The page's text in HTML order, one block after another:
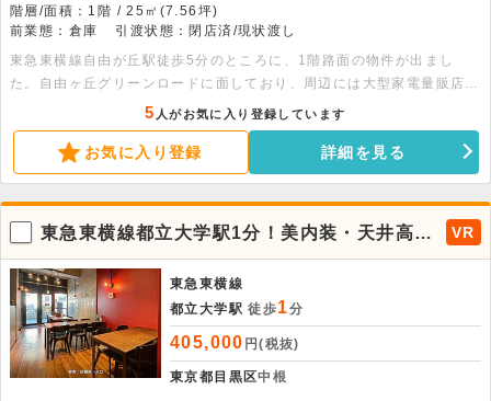
階層/面積：1階 / 25㎡(7.56坪)
前業態：倉庫
引渡状態：閉店済/現状渡し
東急東横線自由が丘駅徒歩5分のところに、1階路面の物件が出まし
た。自由ヶ丘グリーンロードに面しており、周辺には大型家電量販店、
カフェ等の飲食店、アパレル等の店舗が多数あり、昼夜問わず人通りの
多いエリアとなります。物件内はほぼスケルトン状態でのお引渡しとな
りますので、厨房や客席を含めて自由なレイアウトを組むことが可能で
す。飲食店の出店も可能な物件となりますので、まずはお気軽にお問い
合わせ下さい。
5 人がお気に入り登録しています
お気に入り登録 詳細を見る
東急東横線都立大学駅1分！美内装・天井高が
ある1階路面店
VR
東急東横線
都立大学駅 徒歩1分
405,000 円(税抜)
東京都目黒区中根